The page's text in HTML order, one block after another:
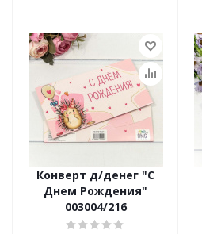
Конверт д/денег "С
Днем Рождения"
003004/216